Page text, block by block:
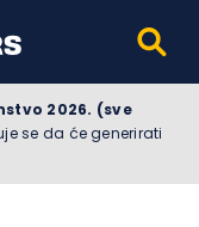
2026. (sve
se da će generirati